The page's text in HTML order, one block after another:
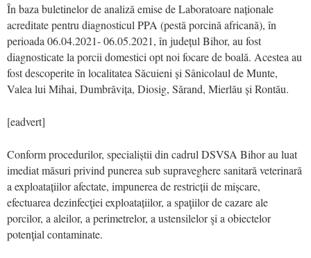
În baza buletinelor de analiză emise de Laboratoare naționale
acreditate pentru diagnosticul PPA (pestă porcină africană), în
perioada 06.04.2021- 06.05.2021, în județul Bihor, au fost
diagnosticate la porcii domestici opt noi focare de boală. Acestea au
fost descoperite în localitatea Săcuieni și Sânicolaul de Munte,
Valea lui Mihai, Dumbrăvița, Diosig, Sărand, Mierlău și Rontău.
[eadvert]
Conform procedurilor, specialiștii din cadrul DSVSA Bihor au luat
imediat măsuri privind punerea sub supraveghere sanitară veterinară
a exploatațiilor afectate, impunerea de restricții de mișcare,
efectuarea dezinfecţiei exploatațiilor, a spaţiilor de cazare ale
porcilor, a aleilor, a perimetrelor, a ustensilelor şi a obiectelor
potenţial contaminate.